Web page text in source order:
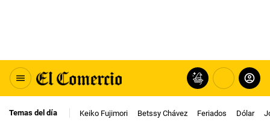
Temas del día Keiko Fujimori Betssy Chávez Feriados Dólar